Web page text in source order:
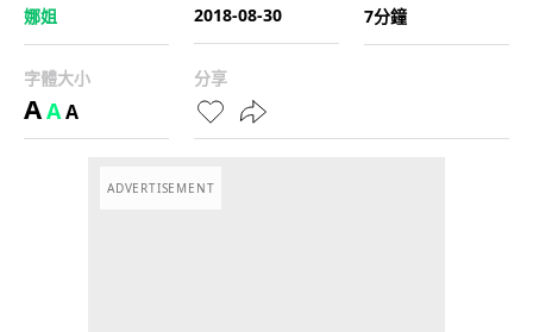
娜姐
2018-08-30
7分鐘
字體大小
AAA
分享
ADVERTISEMENT